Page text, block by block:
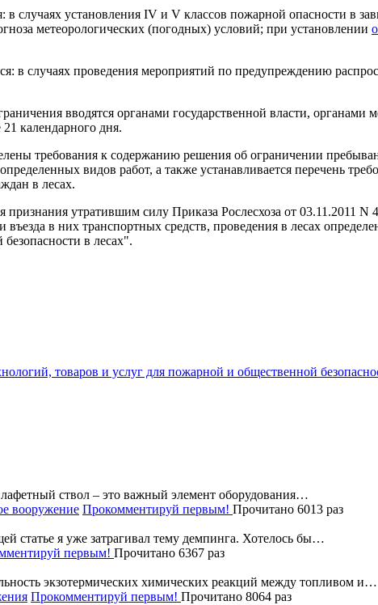
случаях установления IV и V классов пожарной опасности в
метеорологических (погодных) условий; при установлении
в случаях проведения мероприятий по предупреждению
вводятся органами государственной власти, органами
календарного дня.
требования к содержанию решения об ограничении
видов работ, а также устанавливается перечень
в лесах.
признания утратившим силу Приказа Рослесхоза от 03.11.2011
въезда в них транспортных средств, проведения в лесах
в лесах".
товаров и услуг для пожарной и общественной
ствол – это важный элемент оборудования…
вооружение Прокомментируй первым! Прочитано 6013 раз
статье я уже затрагивал тему демпинга. Хотелось бы…
первым! Прочитано 6367 раз
экзотермических химических реакций между топливом и…
Прокомментируй первым! Прочитано 8064 раз